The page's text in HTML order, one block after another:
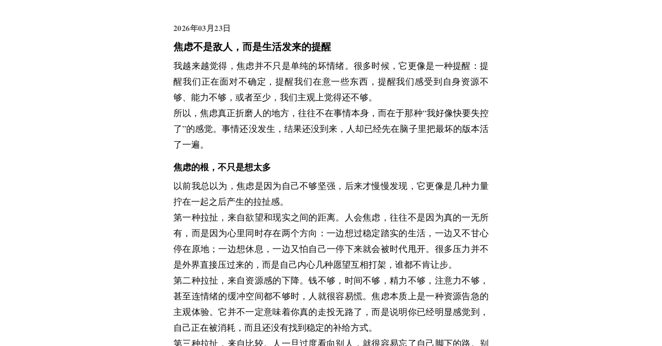
2026年03月23日
焦虑不是敌人，而是生活发来的提醒
我越来越觉得，焦虑并不只是单纯的坏情绪。很多时候，它更像是一种提醒：提
醒我们正在面对不确定，提醒我们在意一些东西，提醒我们感受到自身资源不
够、能力不够，或者至少，我们主观上觉得还不够。
所以，焦虑真正折磨人的地方，往往不在事情本身，而在于那种“我好像快要失控
了”的感觉。事情还没发生，结果还没到来，人却已经先在脑子里把最坏的版本活
了一遍。
焦虑的根，不只是想太多
以前我总以为，焦虑是因为自己不够坚强，后来才慢慢发现，它更像是几种力量
拧在一起之后产生的拉扯感。
第一种拉扯，来自欲望和现实之间的距离。人会焦虑，往往不是因为真的一无所
有，而是因为心里同时存在两个方向：一边想过稳定踏实的生活，一边又不甘心
停在原地；一边想休息，一边又怕自己一停下来就会被时代甩开。很多压力并不
是外界直接压过来的，而是自己内心几种愿望互相打架，谁都不肯让步。
第二种拉扯，来自资源感的下降。钱不够，时间不够，精力不够，注意力不够，
甚至连情绪的缓冲空间都不够时，人就很容易慌。焦虑本质上是一种资源告急的
主观体验。它并不一定意味着你真的走投无路了，而是说明你已经明显感觉到，
自己正在被消耗，而且还没有找到稳定的补给方式。
第三种拉扯，来自比较。人一旦过度看向别人，就很容易忘了自己脚下的路。别